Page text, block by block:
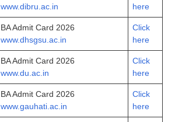
www.dibru.ac.in
here
BA Admit Card 2026
www.dhsgsu.ac.in
Click
here
BA Admit Card 2026
www.du.ac.in
Click
here
BA Admit Card 2026
www.gauhati.ac.in
Click
here